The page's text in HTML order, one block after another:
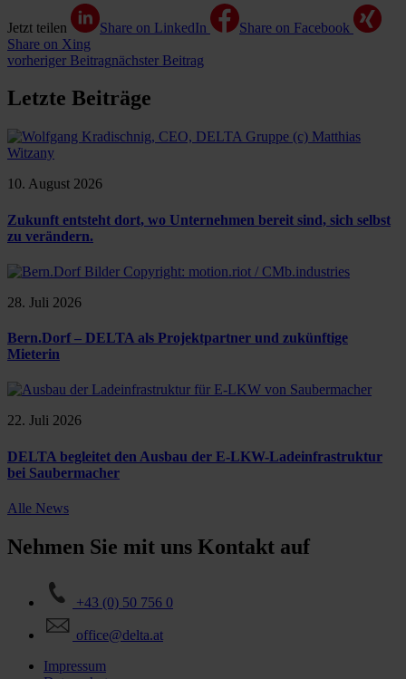
Jetzt teilen Share on LinkedIn
Share on Facebook
Share on Xing
vorheriger Beitragnächster Beitrag
Letzte Beiträge
10. August 2026
Zukunft entsteht dort, wo Unternehmen bereit sind, sich selbst
zu verändern.
28. Juli 2026
Bern.Dorf – DELTA als Projektpartner und zukünftige
Mieterin
22. Juli 2026
DELTA begleitet den Ausbau der E-LKW-Ladeinfrastruktur
bei Saubermacher
Alle News
Nehmen Sie mit uns Kontakt auf
+43 (0) 50 756 0
office@delta.at
Impressum